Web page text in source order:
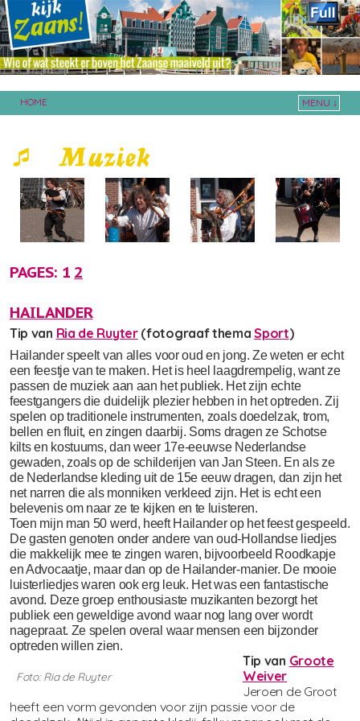
HOME
MENU ↓
PAGES: 1 2
HAILANDER
Tip van Ria de Ruyter(fotograaf themaSport)
Hailander speelt van alles voor oud en jong. Ze weten er echt
een feestje van te maken. Het is heel laagdrempelig, want ze
passen de muziek aan aan het publiek. Het zijn echte
feestgangers die duidelijk plezier hebben in het optreden. Zij
spelen op traditionele instrumenten, zoals doedelzak, trom,
bellen en fluit, en zingen daarbij. Soms dragen ze Schotse
kilts en kostuums, dan weer 17e-eeuwse Nederlandse
gewaden, zoals op de schilderijen van Jan Steen. En als ze
de Nederlandse kleding uit de 15e eeuw dragen, dan zijn het
net narren die als monniken verkleed zijn. Het is echt een
belevenis om naar ze te kijken en te luisteren.
Toen mijn man 50 werd, heeft Hailander op het feest gespeeld.
De gasten genoten onder andere van oud-Hollandse liedjes
die makkelijk mee te zingen waren, bijvoorbeeld Roodkapje
en Advocaatje, maar dan op de Hailander-manier. De mooie
luisterliedjes waren ook erg leuk. Het was een fantastische
avond. Deze groep enthousiaste muzikanten bezorgt het
publiek een geweldige avond waar nog lang over wordt
nagepraat. Ze spelen overal waar mensen een bijzonder
optreden willen zien.
Foto: Ria de Ruyter
Tip van Groote
Weiver
Jeroen de Groot
heeft een vorm gevonden voor zijn passie voor de